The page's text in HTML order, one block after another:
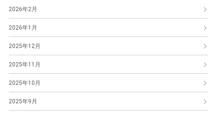
2026年2月
2026年1月
2025年12月
2025年11月
2025年10月
2025年9月